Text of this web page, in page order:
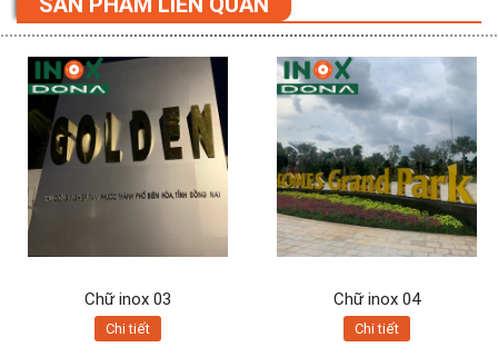
Chữ inox 03
Chi tiết
Chữ inox 04
Chi tiết